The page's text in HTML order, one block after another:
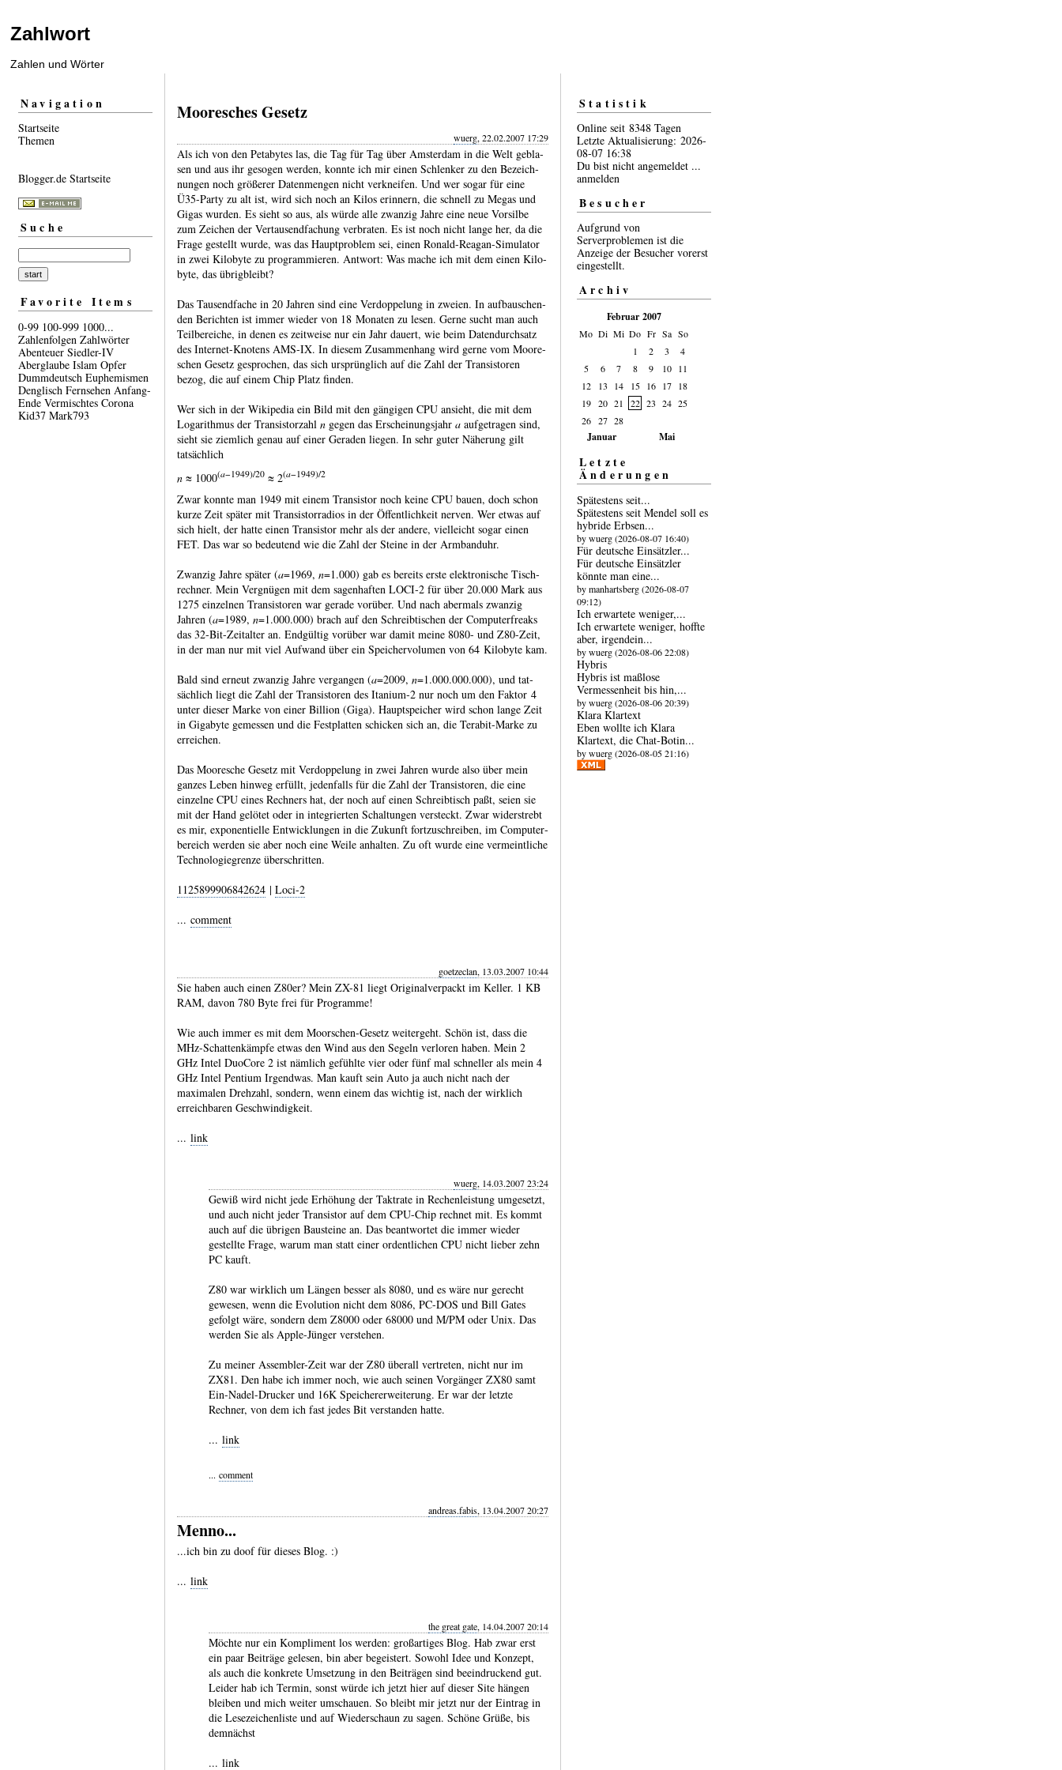
Zahlwort
Zahlen und Wörter
Navigation
Startseite
Themen
Blogger.de Startseite
Suche
Favorite Items
0-99 100-999 1000...
Zahlenfolgen Zahlwörter
Abenteuer Siedler-IV
Aberglaube Islam Opfer
Dummdeutsch Euphemismen
Denglisch Fernsehen Anfang-
Ende Vermischtes Corona
Kid37 Mark793
Mooresches Gesetz
wuerg, 22.02.2007 17:29
Als ich von den Petabytes las, die Tag für Tag über Amster­dam in die Welt gebla­
sen und aus ihr gesogen werden, konnte ich mir einen Schlenker zu den Bezeich­
nungen noch größe­rer Daten­mengen nicht ver­kneifen. Und wer sogar für eine
Ü35-​Party zu alt ist, wird sich noch an Kilos erinnern, die schnell zu Megas und
Gigas wurden. Es sieht so aus, als würde alle zwanzig Jahre eine neue Vorsilbe
zum Zeichen der Ver­tausend­fachung ver­braten. Es ist noch nicht lange her, da die
Frage gestellt wurde, was das Haupt­pro­blem sei, einen Ronald-​Reagan-​Simulator
in zwei Kilobyte zu pro­gram­mieren. Antwort: Was mache ich mit dem einen Kilo­
byte, das übrig­bleibt?
Das Tausendfache in 20 Jahren sind eine Verdoppelung in zweien. In aufbau­schen­
den Berichten ist immer wieder von 18 Mona­ten zu lesen. Gerne sucht man auch
Teil­berei­che, in denen es zeit­weise nur ein Jahr dauert, wie beim Daten­durch­satz
des Inter­net-​Knotens AMS‑IX. In diesem Zusam­men­hang wird gerne vom Moore­
schen Gesetz gespro­chen, das sich ursprüng­lich auf die Zahl der Transi­storen
bezog, die auf einem Chip Platz finden.
Wer sich in der Wikipedia ein Bild mit den gängigen CPU ansieht, die mit dem
Loga­rithmus der Tran­sistor­zahl n gegen das Erschei­nungs­jahr a aufge­tragen sind,
sieht sie ziemlich genau auf einer Geraden liegen. In sehr guter Näherung gilt
tatsäch­lich
n ≈ 1000(a−1949)/20 ≈ 2(a−1949)/2
Zwar konnte man 1949 mit einem Transistor noch keine CPU bauen, doch schon
kurze Zeit später mit Tran­sistor­radios in der Öffent­lich­keit nerven. Wer etwas auf
sich hielt, der hatte einen Tran­sistor mehr als der andere, viel­leicht sogar einen
FET. Das war so bedeu­tend wie die Zahl der Steine in der Arm­banduhr.
Zwanzig Jahre später (a=1969, n=1.000) gab es bereits erste elektro­nische Tisch­
rechner. Mein Ver­gnügen mit dem sagenhaften LOCI‑2 für über 20.000 Mark aus
1275 einzelnen Transistoren war gerade vorüber. Und nach abermals zwanzig
Jahren (a=1989, n=1.000.000) brach auf den Schreib­tischen der Computer­freaks
das 32‑Bit-​Zeit­alter an. Endgültig vorüber war damit meine 8080- und Z80-Zeit,
in der man nur mit viel Aufwand über ein Speicher­volumen von 64 Kilo­byte kam.
Bald sind erneut zwanzig Jahre vergangen (a=2009, n=1.000.000.000), und tat­
säch­lich liegt die Zahl der Tran­sisto­ren des Ita­nium‑2 nur noch um den Faktor 4
unter dieser Marke von einer Billion (Giga). Haupt­speicher wird schon lange Zeit
in Giga­byte gemessen und die Fest­platten schicken sich an, die Terabit-​Marke zu
erreichen.
Das Mooresche Gesetz mit Verdoppelung in zwei Jahren wurde also über mein
ganzes Leben hinweg erfüllt, jeden­falls für die Zahl der Tran­sistoren, die eine
einzelne CPU eines Rechners hat, der noch auf einen Schreib­tisch paßt, seien sie
mit der Hand gelötet oder in inte­grierten Schal­tungen versteckt. Zwar wider­strebt
es mir, exponen­tielle Entwick­lungen in die Zukunft fortzu­schreiben, im Compu­ter­
bereich werden sie aber noch eine Weile anhalten. Zu oft wurde eine vermeint­liche
Techno­logie­grenze über­schritten.
1125899906842624 | Loci-2
... comment
goetzeclan, 13.03.2007 10:44
Sie haben auch einen Z80er? Mein ZX-81 liegt Originalverpackt im Keller. 1 KB
RAM, davon 780 Byte frei für Programme!
Wie auch immer es mit dem Moorschen-Gesetz weitergeht. Schön ist, dass die
MHz-Schattenkämpfe etwas den Wind aus den Segeln verloren haben. Mein 2
GHz Intel DuoCore 2 ist nämlich gefühlte vier oder fünf mal schneller als mein 4
GHz Intel Pentium Irgendwas. Man kauft sein Auto ja auch nicht nach der
maximalen Drehzahl, sondern, wenn einem das wichtig ist, nach der wirklich
erreichbaren Geschwindigkeit.
... link
wuerg, 14.03.2007 23:24
Gewiß wird nicht jede Erhöhung der Taktrate in Rechen­leistung umge­setzt,
und auch nicht jeder Tran­sistor auf dem CPU-​Chip rechnet mit. Es kommt
auch auf die übrigen Bau­steine an. Das beant­wortet die immer wieder
gestellte Frage, warum man statt einer ordent­lichen CPU nicht lieber zehn
PC kauft.
Z80 war wirklich um Längen besser als 8080, und es wäre nur gerecht
gewesen, wenn die Evolu­tion nicht dem 8086, PC-DOS und Bill Gates
gefolgt wäre, sondern dem Z8000 oder 68000 und M/PM oder Unix. Das
werden Sie als Apple-​Jünger ver­stehen.
Zu meiner Assembler-​Zeit war der Z80 überall ver­treten, nicht nur im
ZX81. Den habe ich immer noch, wie auch seinen Vor­gänger ZX80 samt
Ein-​Nadel-​Drucker und 16K Speicher­erwei­terung. Er war der letzte
Rechner, von dem ich fast jedes Bit ver­standen hatte.
... link
... comment
andreas.fabis, 13.04.2007 20:27
Menno...
...ich bin zu doof für dieses Blog. :)
... link
the great gate, 14.04.2007 20:14
Möchte nur ein Kompliment los werden: großartiges Blog. Hab zwar erst
ein paar Beiträge gelesen, bin aber begeistert. Sowohl Idee und Konzept,
als auch die konkrete Umsetzung in den Beiträgen sind beeindruckend gut.
Leider hab ich Termin, sonst würde ich jetzt hier auf dieser Site hängen
bleiben und mich weiter umschauen. So bleibt mir jetzt nur der Eintrag in
die Lesezeichenliste und auf Wiederschaun zu sagen. Schöne Grüße, bis
demnächst
... link
Statistik
Online seit 8348 Tagen
Letzte Aktualisierung: 2026-
08-07 16:38
Du bist nicht angemeldet ...
anmelden
Besucher
Aufgrund von
Serverproblemen ist die
Anzeige der Besucher vorerst
eingestellt.
Archiv
Februar 2007
Mo Di Mi Do Fr Sa So
1
2 3
4
5
6 7 8 9 10
11
12
13 14 15 16 17
18
19 20 21 22 23 24 25
26 27 28
Januar Mai
Letzte
Änderungen
Spätestens seit...
Spätestens seit Mendel soll es
hybride Erbsen...
by wuerg (2026-08-07 16:40)
Für deutsche Einsätzler...
Für deutsche Einsätzler
könnte man eine...
by manhartsberg (2026-08-07
09:12)
Ich erwartete weniger,...
Ich erwartete weniger, hoffte
aber, irgend­ein...
by wuerg (2026-08-06 22:08)
Hybris
Hybris ist maßlose
Vermessen­heit bis hin,...
by wuerg (2026-08-06 20:39)
Klara Klartext
Eben wollte ich Klara
Klartext, die Chat-​Botin...
by wuerg (2026-08-05 21:16)